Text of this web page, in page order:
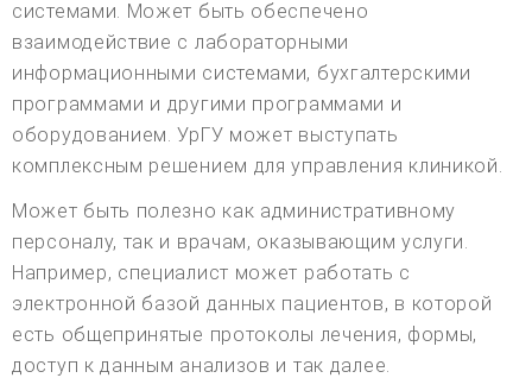
системами. Может быть обеспечено
взаимодействие с лабораторными
информационными системами, бухгалтерскими
программами и другими программами и
оборудованием. УрГУ может выступать
комплексным решением для управления клиникой.
Может быть полезно как административному
персоналу, так и врачам, оказывающим услуги.
Например, специалист может работать с
электронной базой данных пациентов, в которой
есть общепринятые протоколы лечения, формы,
доступ к данным анализов и так далее.